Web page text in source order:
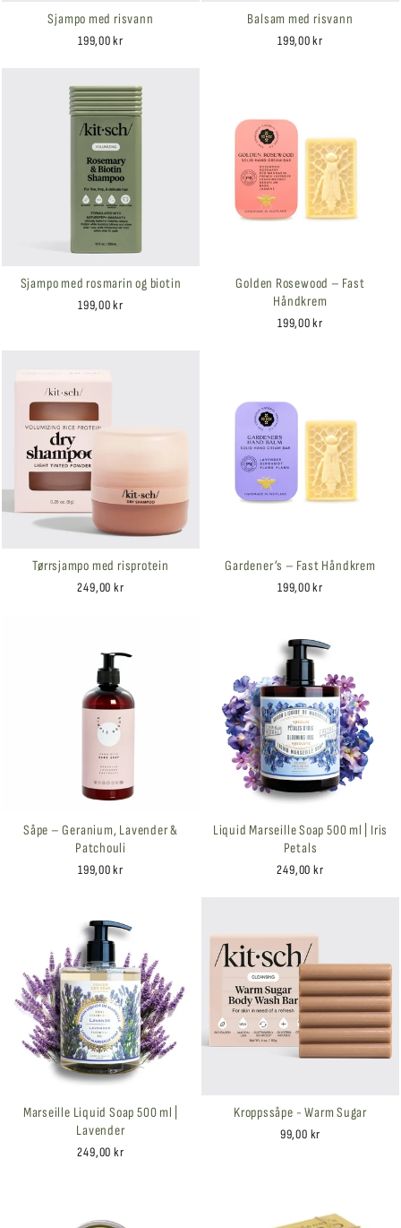
Sjampo med risvann
199,00 kr
Balsam med risvann
199,00 kr
Sjampo med rosmarin og biotin
199,00 kr
Golden Rosewood – Fast
Håndkrem
199,00 kr
Tørrsjampo med risprotein
249,00 kr
Gardener’s – Fast Håndkrem
199,00 kr
Såpe – Geranium, Lavender &
Patchouli
199,00 kr
Liquid Marseille Soap 500 ml | Iris
Petals
249,00 kr
Marseille Liquid Soap 500 ml |
Lavender
249,00 kr
Kroppssåpe - Warm Sugar
99,00 kr